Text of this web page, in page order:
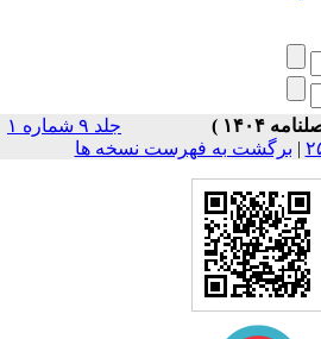
جلد ۹ شماره ۱
به فهرست نسخه ها